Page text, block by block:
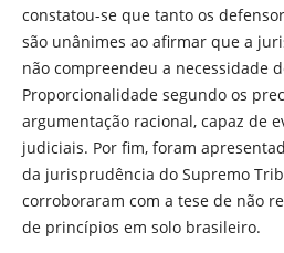
constatou-se que tanto os
são unânimes ao afirmar que a
não compreendeu a necessidade
Proporcionalidade segundo os
argumentação racional, capaz de
judiciais. Por fim, foram
da jurisprudência do Supremo
corroboraram com a tese de não
de princípios em solo brasileiro.